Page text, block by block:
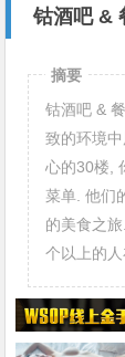
钴酒吧 &
摘要
钴酒吧 &
致的环境
心的30楼,
菜单. 他们
的美食之
个以上的人